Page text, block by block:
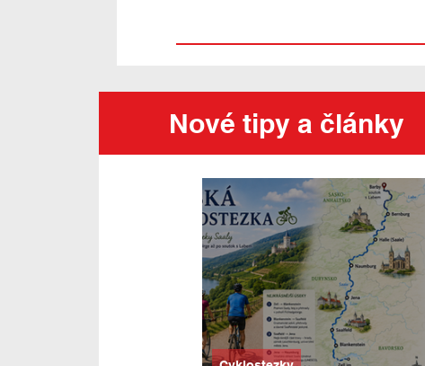
Nové tipy a články